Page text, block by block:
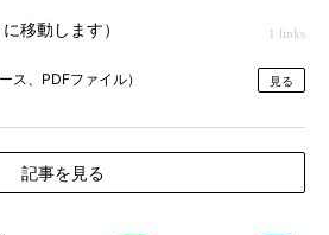
移動します） 1 links
ス、PDFファイル） 見る
記事を見る